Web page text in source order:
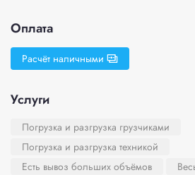
Оплата
Расчёт наличными
Услуги
Погрузка и разгрузка грузчиками
Погрузка и разгрузка техникой
Есть вывоз больших объёмов